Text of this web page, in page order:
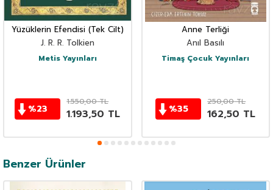
Yüzüklerin Efendisi (Tek Cilt)
J. R. R. Tolkien
Metis Yayınları
%23
1.550,00TL
1.193,50 TL
Anne Terliği
Anıl Basılı
Timaş Çocuk Yayınları
%35
250,00TL
162,50 TL
Benzer Ürünler